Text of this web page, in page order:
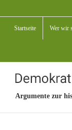
Inhalt
springen
Startseite Wer wir
Argumente zur